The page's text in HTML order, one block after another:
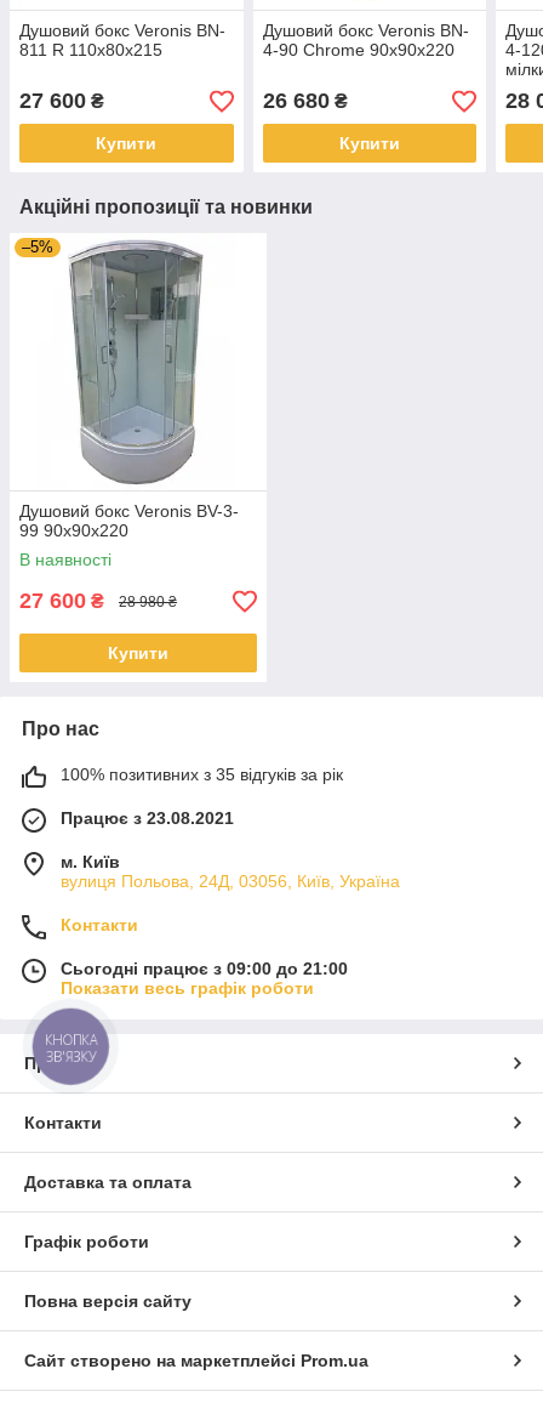
Душовий бокс Veronis BN-
811 R 110x80x215
27 600 ₴
Купити
Душовий бокс Veronis BN-
4-90 Chrome 90x90x220
26 680₴
Купити
4-
28
Акційні пропозиції та новинки
–5%
Душовий бокс Veronis BV-3-
99 90x90x220
В наявності
27 600 ₴ 28 980 ₴
Купити
Про нас
100% позитивних з 35 відгуків за рік
Працює з 23.08.2021
м. Київ
вулиця Польова, 24Д, 03056, Київ, Україна
Контакти
Сьогодні працює з 09:00 до 21:00
Показати весь графік роботи
Про нас
Контакти
Доставка та оплата
Графік роботи
Повна версія сайту
Сайт створено на маркетплейсі Prom.ua
КНОПКА
ЗВ'ЯЗКУ